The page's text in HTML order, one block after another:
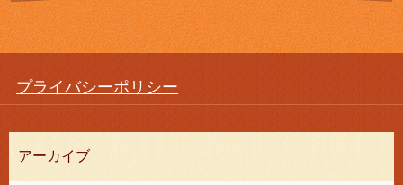
プライバシーポリシー
アーカイブ